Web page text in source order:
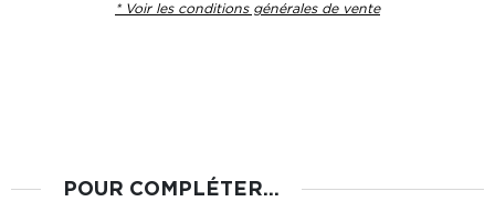
* Voir les conditions générales de vente
POUR COMPLÉTER...